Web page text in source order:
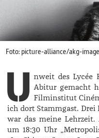
Foto: picture-alliance/akg-
U nweit des Lycée
Abitur gemacht
Filminstitut
ich dort Stammgast. Drei
war das meine Lehrzeit.
um 18:30 Uhr